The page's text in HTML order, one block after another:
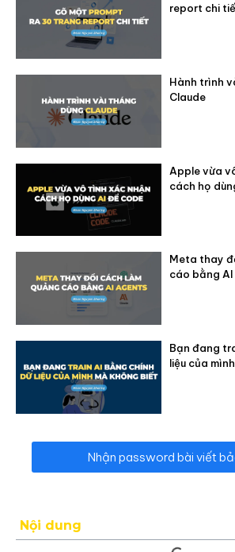
Nội dung
report chi
Hành trình
Claude
Apple vừa
cách họ
Meta thay
cáo bằng
Bạn đang
liệu của
Nhận password bài viết